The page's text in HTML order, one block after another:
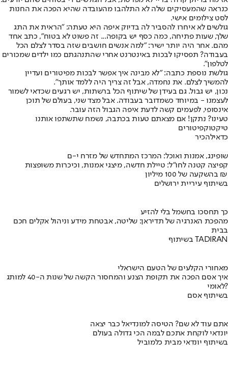
כנראה שהמעסיקים שלה לא התלהבו מהעובדה שהיא הפכה את החנות
לסט צילומים אישי.
גולשים לא איחרו להסביר לה בדיוק איפה היא טעתה: "הראית את התג
שלך, שעות פתיחה, כמה כסף יש בקופה... זה פשוט לא בטוח", כתב אחד
מהם. אחר היה יותר ישיר: "למה אנשים חושבים שזה בסדר לצלם הכל
בעבודה? תפסיקו לבכות באינטרנט אחרי שהתנהגתם כמו ילדים שמכורים
לטלפון".
גולשת נוספת כתבה: "לא מבינה איך אפשר לבכות מפיטורים ועדיין
להמשיך לצלם. את נחמדה, אבל זה צריך היה ללמד אותך".
נכון, יש גבול. גם בעידן של שיתוף הכל ברשתות, יש רגעים שכדאי לשמור
לעצמנו - במיוחד כשמדובר בעבודה. אבל מצד שני, בעולם של תוכן
אינסופי, לפעמים קשה לדעת איפה הגבול הזה עובר.
טעינו? נתקן! אם מצאתם טעות בכתבה, נשמח שתשתפו אותנו
טיקטוקפיטורים
כדאילהכיר
שופינג, אמנות ואוכל: המרכז המתחדש של מזרח י-ם
קפיצה קטנה לחו"ל: טיילת חדשה, מיצגי אמנות, וכיכרות משופצות
בהשקעה של 100 מיליון ₪
בשיתוף עיריית ירושלים
כך תחסכו בחשמל בלי להזיע
מהפכת האנרגיה של תדיראן: שליטה, אבטחת מידע וניהול אקלים חכם
בבית
בשיתוף TADIRAN
מאחורי הקלעים של הטעם הישראלי
איך אסם הפכה את תקופת הצנע והמחסור הקשה של שנות ה-40 למותג
לאומי?
בשיתוף אסם
אתם עוד לא שם? הטיסה למונדיאל כבר יצאה
יונדאי לוקחת אתכם לבמה הכי גדולה בעולם
בשיתוף יונדאי מבית כלמוביל